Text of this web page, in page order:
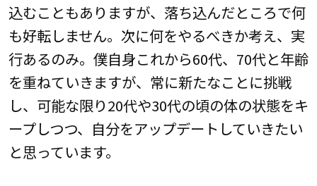
込むこともありますが、落ち込んだところで何
も好転しません。次に何をやるべきか考え、実
行あるのみ。僕自身これから60代、70代と年齢
を重ねていきますが、常に新たなことに挑戦
し、可能な限り20代や30代の頃の体の状態をキ
ープしつつ、自分をアップデートしていきたい
と思っています。